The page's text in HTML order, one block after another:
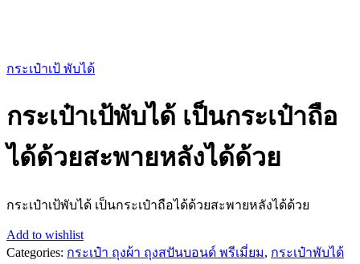
กระเป๋าเป้ พับได้
กระเป๋าเป้พับได้ เป็นกระเป๋าถือ
ได้ด้วยสะพายหลังได้ด้วย
กระเป๋าเป้พับได้ เป็นกระเป๋าถือได้ด้วยสะพายหลังได้ด้วย
Add to wishlist
Categories: กระเป๋า ถุงผ้า ถุงสปันบอนด์ พรีเมี่ยม, กระเป๋าพับได้